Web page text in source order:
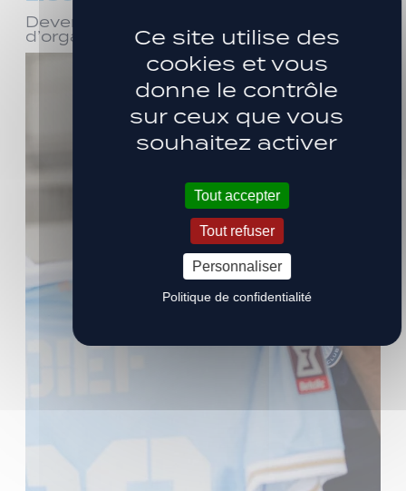
Devenez bénévole ! Réunion
d’organisation le samedi 8 août
Ce site utilise des
cookies et vous
donne le contrôle
sur ceux que vous
souhaitez activer
Tout accepter
Tout refuser
Personnaliser
Politique de confidentialité